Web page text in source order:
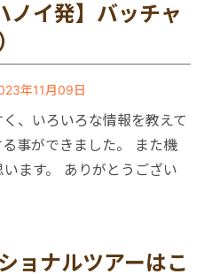
ノイ発】バッチャ
年11月09日
、いろいろな情報を教えて
事ができました。 また機
ます。 ありがとうござい
ョナルツアーはこ